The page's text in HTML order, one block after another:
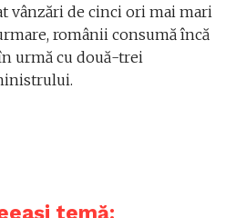
vânzări de cinci ori mai mari
românii consumă încă
urmă cu două-trei
temă: